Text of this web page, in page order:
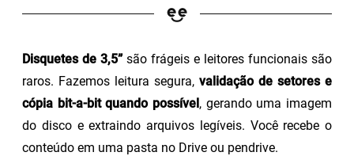
Disquetes de 3,5”são frágeis e leitores funcionais são
raros. Fazemos leitura segura, validação de setores e
cópia bit-a-bit quando possível, gerando uma imagem
do disco e extraindo arquivos legíveis. Você recebe o
conteúdo em uma pasta no Drive ou pendrive.